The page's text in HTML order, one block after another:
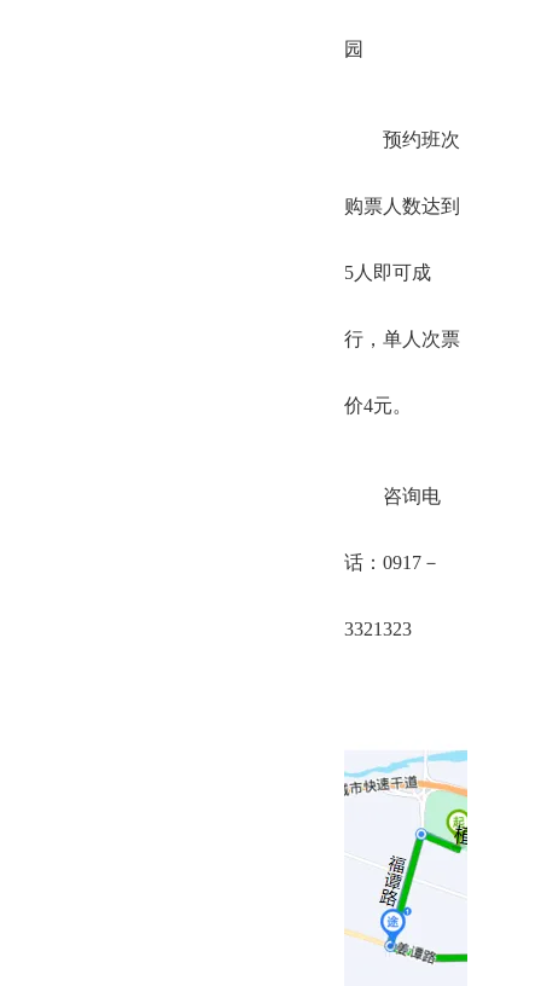
园
预约班次
购票人数达到
5人即可成
行，单人次票
价4元。
咨询电
话：0917－
3321323